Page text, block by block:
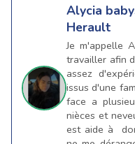
Alycia
Herault
Je m'appelle
travailler afin
assez
issus d'une
face a
nièces et
est aide à